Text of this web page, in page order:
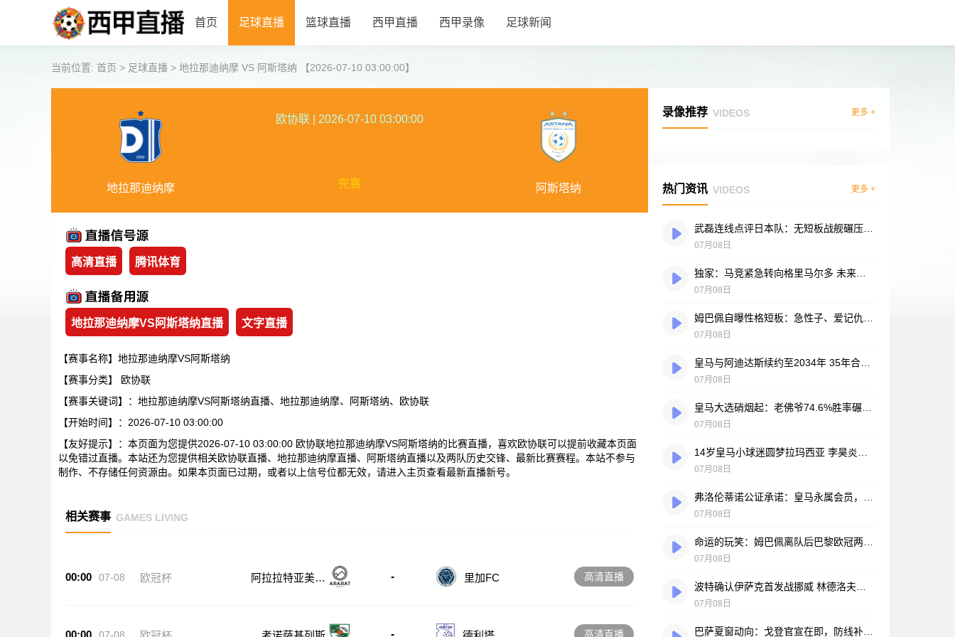
首页 足球直播 篮球直播 西甲直播 西甲录像 足球新闻
当前位置: 首页 > 足球直播 > 地拉那迪纳摩 VS 阿斯塔纳 【2026-07-10 03:00:00】
地拉那迪纳摩
欧协联 2026-07-10 03:00:00
完赛 阿斯塔纳
高清直播 腾讯体育
地拉那迪纳摩VS阿斯塔纳直播 文字直播
【赛事名称】地拉那迪纳摩VS阿斯塔纳
【赛事分类】
欧协联
【赛事关键词】：地拉那迪纳摩VS阿斯塔纳直播、地拉那迪纳摩、阿斯塔纳、欧协联
【开始时间】：2026-07-10 03:00:00
【友好提示】：本页面为您提供2026-07-10 03:00:00 欧协联地拉那迪纳摩VS阿斯塔纳的比赛直播，喜欢欧协联可以提前收藏本页面
以免错过直播。本站还为您提供相关欧协联直播、地拉那迪纳摩直播、阿斯塔纳直播以及两队历史交锋、最新比赛赛程。本站不参与
制作、不存储任何资源由。如果本页面已过期，或者以上信号位都无效，请进入主页查看最新直播新号。
相关赛事 GAMES LIVING
00:00 07-08 欧冠杯
阿拉拉特亚美尼
- 里加FC 高清直播
00:00 07-08 - 高清直播
录像推荐 VIDEOS 更多 +
热门资讯 VIDEOS 更多 +
07月08日
07月08日
07月08日
07月08日
07月08日
07月08日
07月08日
07月08日
07月08日